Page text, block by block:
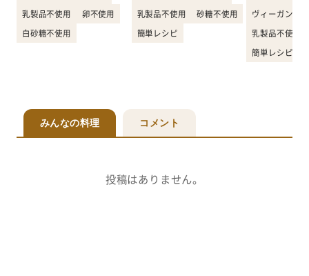
乳製品不使用 卵不使用
白砂糖不使用
乳製品不使用 砂糖不使用
簡単レシピ
ヴィーガンチ
乳製品不使用
簡単レシピ
みんなの料理 コメント
投稿はありません。